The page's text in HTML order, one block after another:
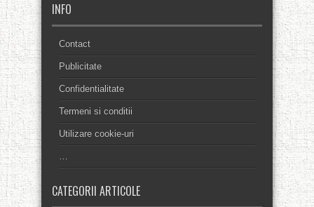
INFO
Contact
Publicitate
Confidentialitate
Termeni si conditii
Utilizare cookie-uri
…
CATEGORII ARTICOLE